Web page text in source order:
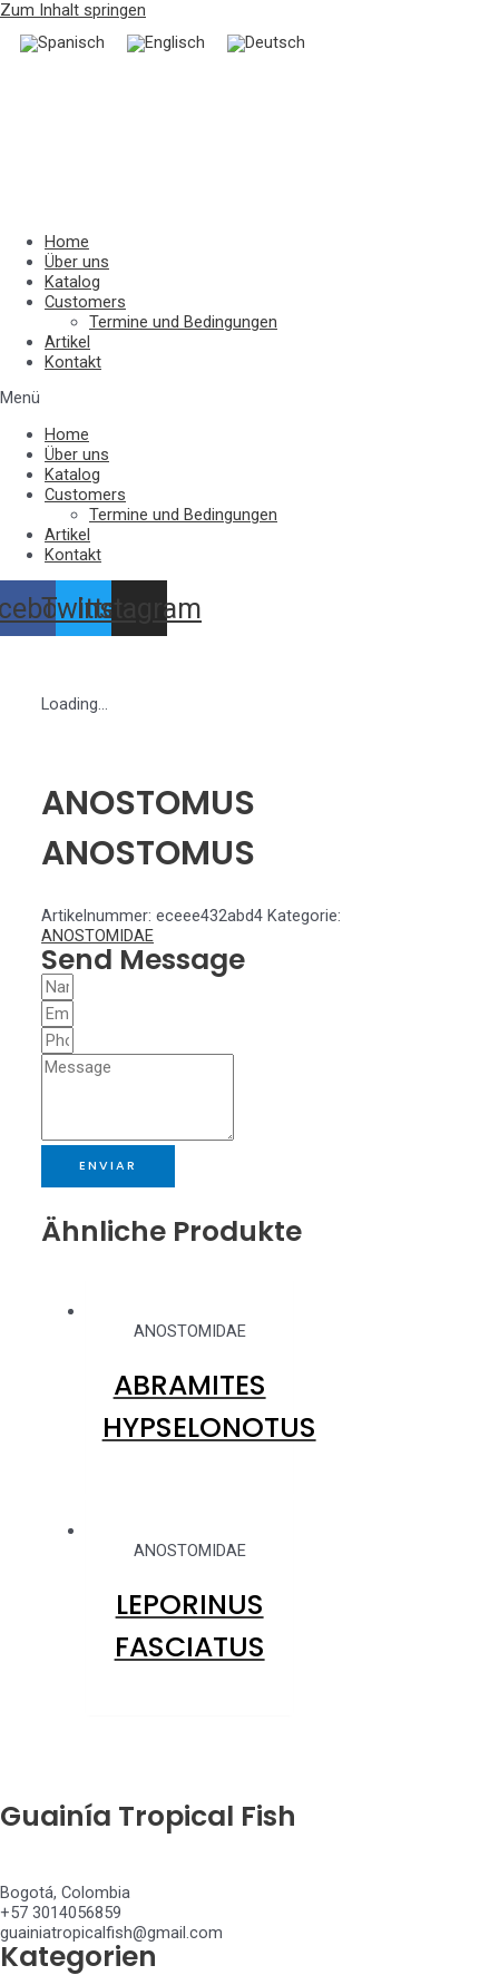
Zum Inhalt springen
Home
Über uns
Katalog
Customers
Termine und Bedingungen
Artikel
Kontakt
Menü
Home
Über uns
Katalog
Customers
Termine und Bedingungen
Artikel
Kontakt
TwitterInstagram
Loading...
ANOSTOMUS
ANOSTOMUS
Artikelnummer:eceee432abd4 Kategorie:
ANOSTOMIDAE
Send Message
ENVIAR
Ähnliche Produkte
ANOSTOMIDAE
ABRAMITES
HYPSELONOTUS
ANOSTOMIDAE
LEPORINUS
FASCIATUS
Guainía Tropical Fish
Bogotá, Colombia
+57 3014056859
guainiatropicalfish@gmail.com
Kategorien